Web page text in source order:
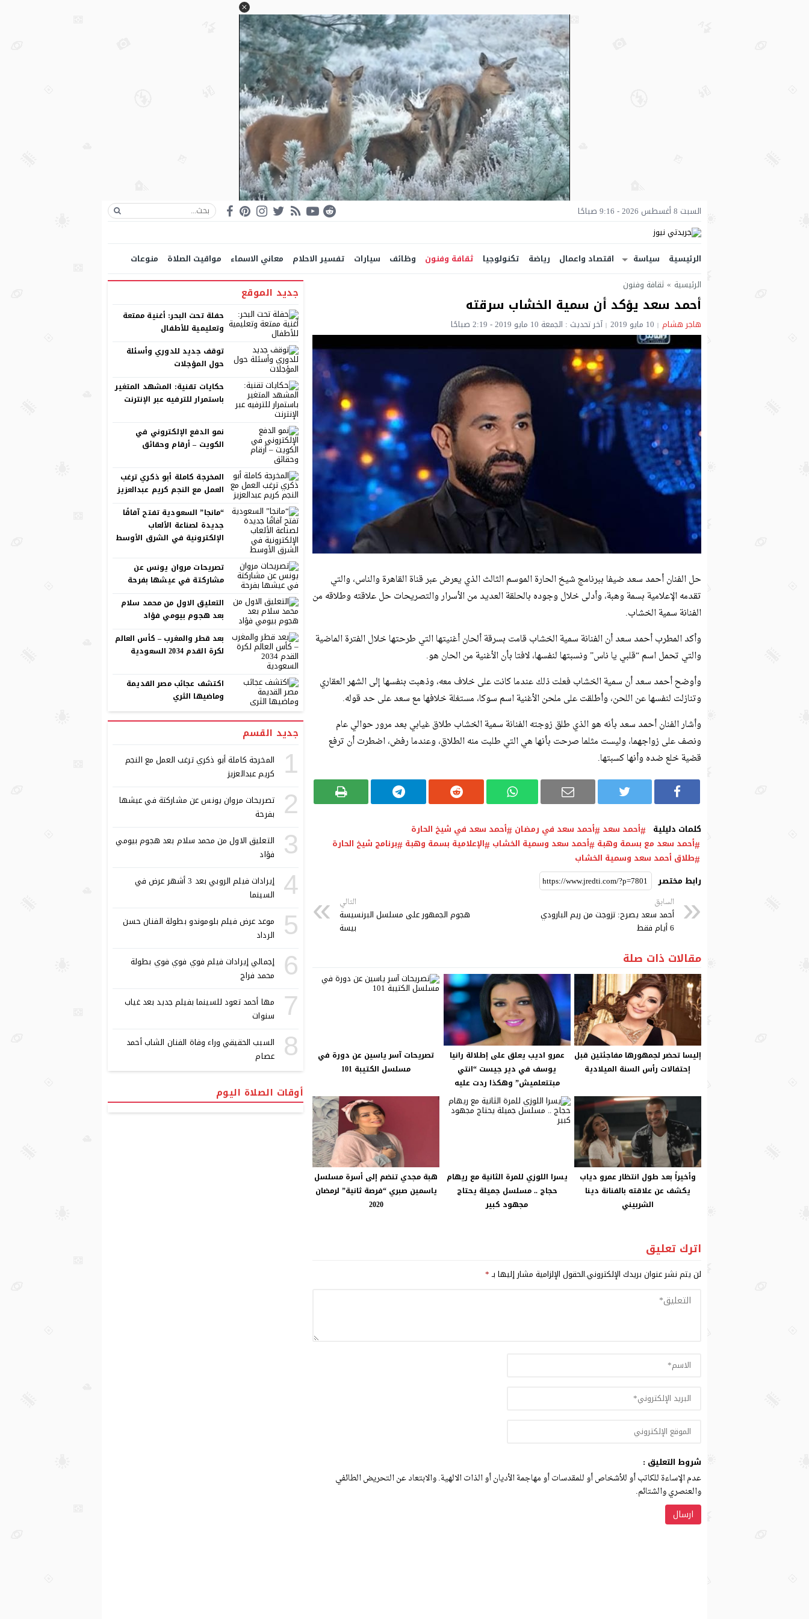
السبت 8 أغسطس 2026 - 9:16 صباحًا
الرئيسية سياسة اقتصاد واعمال رياضة تكنولوجيا ثقافة وفنون وظائف سيارات تفسير الاحلام معاني الاسماء مواقيت الصلاة
منوعات
الرئيسية » ثقافة وفنون
أحمد سعد يؤكد أن سمية الخشاب سرقته
هاجر هشام 10 مايو 2019 آخر تحديث : الجمعة 10 مايو 2019 - 2:19 صباحًا
حل الفنان أحمد سعد ضيفا ببرنامج شيخ الحارة الموسم الثالث الذي يعرض عبر قناة القاهرة والناس، والتي
تقدمه الإعلامية بسمة وهبة، وأدلى خلال وجوده بالحلقة العديد من الأسرار والتصريحات حل علاقته وطلاقه من
الفنانة سمية الخشاب.
وأكد المطرب أحمد سعد أن الفنانة سمية الخشاب قامت بسرقة ألحان أغنيتها التي طرحتها خلال الفترة الماضية
والتي تحمل اسم “قلبي يا ناس” ونسبتها لنفسها، لافتا بأن الأغنية من الحان هو.
وأوضح أحمد سعد أن سمية الخشاب فعلت ذلك عندما كانت على خلاف معه، وذهبت بنفسها إلى الشهر العقاري
وتنازلت لنفسها عن اللحن، وأطلقت على ملحن الأغنية اسم سوكا، مستغلة خلافها مع سعد على حد قوله⁦.
وأشار الفنان أحمد سعد بأنه هو الذي طلق زوجته الفنانة سمية الخشاب طلاق غيابي بعد مرور حوالي عام
ونصف على زواجهما، وليست مثلما صرحت بأنها هي التي طلبت منه الطلاق، وعندما رفض، اضطرت أن ترفع
قضية خلع ضده وأنها كسبتها.
كلمات دليلية أحمد سعد أحمد سعد في رمضان أحمد سعد في شيخ الحارة
أحمد سعد مع بسمة وهبة أحمد سعد وسمية الخشاب الإعلامية بسمة وهبة برنامج شيخ الحارة
طلاق أحمد سعد وسمية الخشاب
رابط مختصر
السابق
أحمد سعد يصرح: تزوجت من ريم البارودي
6 أيام فقط
التالي
هجوم الجمهور على مسلسل البرنسيسة
بيسة
مقالات ذات صلة
إليسا تحضر لجمهورها مفاجئتين قبل
إحتفالات رأس السنة الميلادية
عمرو اديب يعلق على إطلالة رانيا
يوسف في دير جيست “انتي
مبتتعلميش” وهكذا ردت عليه
تصريحات آسر ياسين عن دورة في
مسلسل الكتيبة 101
وأخيراً بعد طول انتظار عمرو دياب
يكشف عن علاقته بالفنانة دينا
الشربيني
يسرا اللوزي للمرة الثانية مع ريهام
حجاج .. مسلسل جميلة يحتاج
مجهود كبير
هبة مجدي تنضم إلى أسرة مسلسل
ياسمين صبري “فرصة ثانية” لرمضان
2020
اترك تعليق
لن يتم نشر عنوان بريدك الإلكتروني.الحقول الإلزامية مشار إليها بـ*
شروط التعليق :
عدم الإساءة للكاتب أو للأشخاص أو للمقدسات أو مهاجمة الأديان أو الذات الالهية. والابتعاد عن التحريض الطائفي
والعنصري والشتائم.
جديد الموقع
حفلة تحت البحر: أغنية ممتعة
وتعليمية للأطفال
توقف جديد للدوري وأسئلة
حول المؤجلات
حكايات تقنية: المشهد المتغير
باستمرار للترفيه عبر الإنترنت
نمو الدفع الإلكتروني في
الكويت – أرقام وحقائق
المخرجة كاملة أبو ذكري ترغب
العمل مع النجم كريم عبدالعزيز
“مانجا” السعودية تفتح آفاقًا
جديدة لصناعة الألعاب
الإلكترونية في الشرق الأوسط
تصريحات مروان يونس عن
مشاركتة في عيشها بفرحة
التعليق الاول من محمد سلام
بعد هجوم بيومي فؤاد
بعد قطر والمغرب – كأس العالم
لكرة القدم 2034 السعودية
اكتشف عجائب مصر القديمة
وماضيها الثري
جديد القسم
1
المخرجة كاملة أبو ذكري ترغب العمل مع النجم
كريم عبدالعزيز
2
تصريحات مروان يونس عن مشاركتة في عيشها
بفرحة
3
التعليق الاول من محمد سلام بعد هجوم بيومي
فؤاد
4
إيرادات فيلم الروبي بعد 3 أشهر عرض في
السينما
5
موعد عرض فيلم بلوموندو بطولة الفنان حسن
الرداد
6
إجمالي إيرادات فيلم فوي فوي فوي بطولة
محمد فراج
7
مها أحمد تعود للسينما بفيلم جديد بعد غياب
سنوات
8
السبب الحقيقي وراء وفاة الفنان الشاب أحمد
عصام
أوقات الصلاة اليوم